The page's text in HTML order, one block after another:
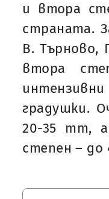
и втора
страната.
В. Търново,
втора
градушки.
20-35 mm,
степен – до